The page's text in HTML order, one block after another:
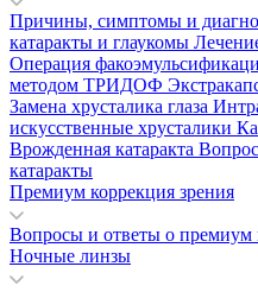
Причины, симптомы и
катаракты и глаукомы
Операция
методом ТРИДОФ
Замена хрусталика глаза
искусственные хрусталики
Врожденная катаракта
катаракты
Премиум коррекция зрения
Вопросы и ответы о премиум
Ночные линзы